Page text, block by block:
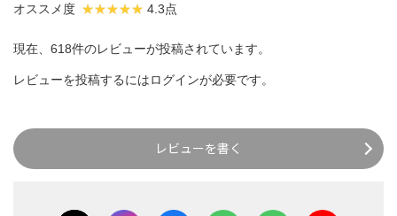
オススメ度 4.3点
現在、618件のレビューが投稿されています。
レビューを投稿するにはログインが必要です。
レビューを書く